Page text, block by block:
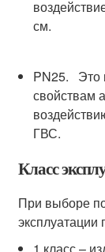
см.
PN25. Это
свойствам
ГВС.
Класс
При выборе